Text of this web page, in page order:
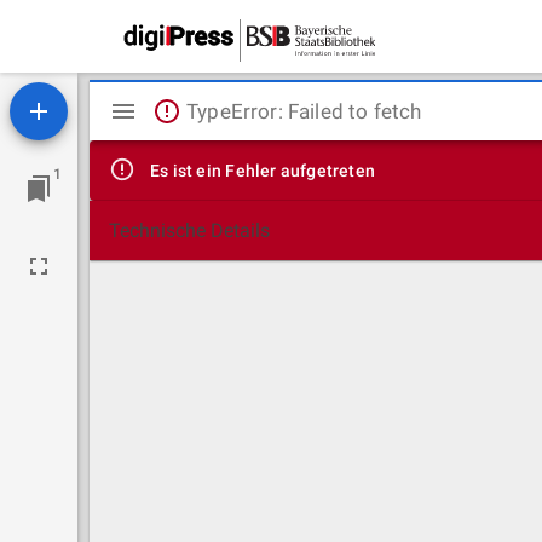
1
Mirador
Viewer
TypeError: Failed to fetch
Es ist ein Fehler aufgetreten
Technische Details